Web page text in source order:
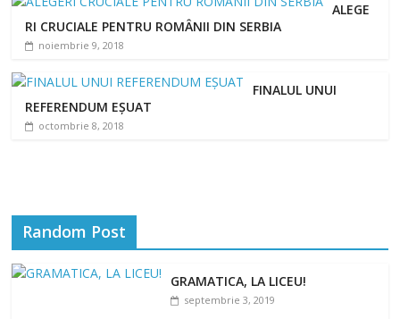
ALEGE
RI CRUCIALE PENTRU ROMÂNII DIN SERBIA
noiembrie 9, 2018
FINALUL UNUI
REFERENDUM EȘUAT
octombrie 8, 2018
Random Post
GRAMATICA, LA LICEU!
septembrie 3, 2019